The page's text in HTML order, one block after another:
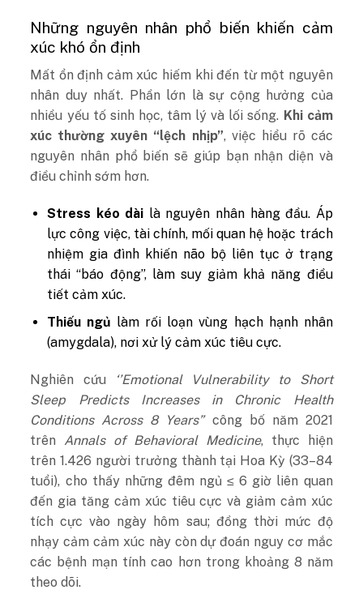
Những nguyên nhân phổ biến khiến cảm
xúc khó ổn định
Mất ổn định cảm xúc hiếm khi đến từ một nguyên
nhân duy nhất. Phần lớn là sự cộng hưởng của
nhiều yếu tố sinh học, tâm lý và lối sống. Khi cảm
xúc thường xuyên “lệch nhịp”, việc hiểu rõ các
nguyên nhân phổ biến sẽ giúp bạn nhận diện và
điều chỉnh sớm hơn.
Stress kéo dài là nguyên nhân hàng đầu. Áp
lực công việc, tài chính, mối quan hệ hoặc trách
nhiệm gia đình khiến não bộ liên tục ở trạng
thái “báo động”, làm suy giảm khả năng điều
tiết cảm xúc.
Thiếu ngủ làm rối loạn vùng hạch hạnh nhân
(amygdala), nơi xử lý cảm xúc tiêu cực.
Nghiên cứu
‘’Emotional Vulnerability to Short
Sleep Predicts Increases in Chronic Health
Conditions Across 8 Years”công bố năm 2021
trên Annals of Behavioral Medicine, thực hiện
trên 1.426 người trưởng thành tại Hoa Kỳ (33–84
tuổi), cho thấy những đêm ngủ ≤ 6 giờ liên quan
đến gia tăng cảm xúc tiêu cực và giảm cảm xúc
tích cực vào ngày hôm sau; đồng thời mức độ
nhạy cảm cảm xúc này còn dự đoán nguy cơ mắc
các bệnh mạn tính cao hơn trong khoảng 8 năm
theo dõi.